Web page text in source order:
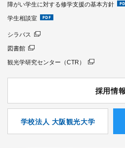
障がい学生に対する修学支援の基本方針
学生相談室
シラバス
図書館
観光学研究センター（CTR）
採用情報
学校法人 大阪観光大学